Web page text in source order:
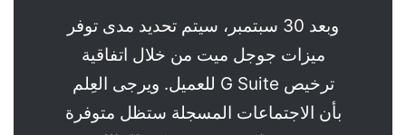
وبعد 30 سبتمبر، سيتم تحديد مدى توفر
ميزات جوجل ميت من خلال اتفاقية
ترخيص G Suite للعميل. ويرجى العِلم
بأن الاجتماعات المسجلة ستظل متوفرة